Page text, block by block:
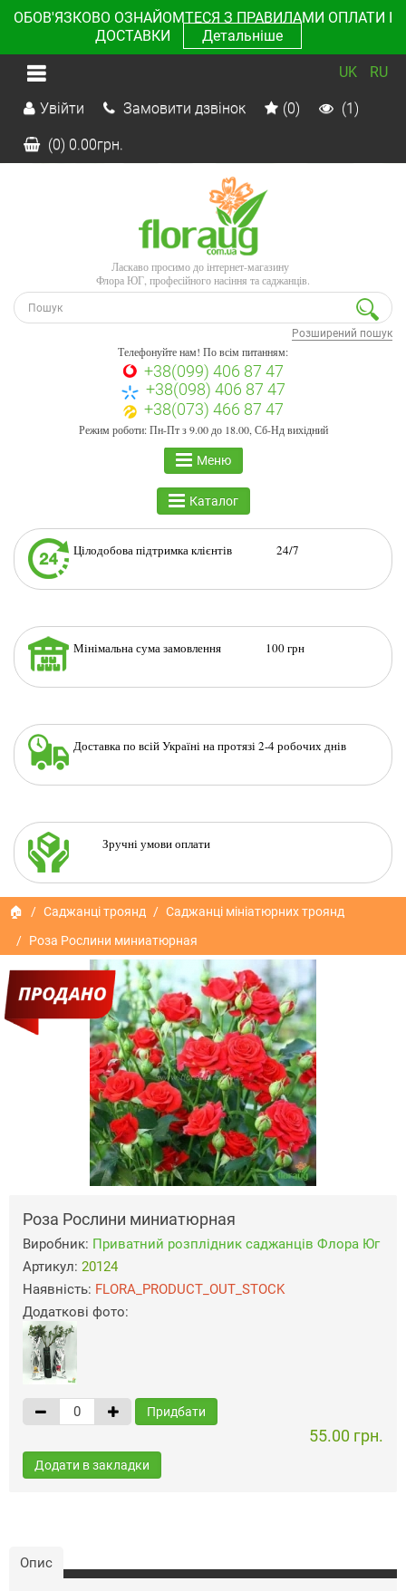
ОБОВ'ЯЗКОВО ОЗНАЙОМТЕСЯ З ПРАВИЛАМИ ОПЛАТИ І
ДОСТАВКИ
Детальніше
UK RU
Увійти Замовити дзвінок (0) (1)
(0) 0.00грн.
Ласкаво просимо до інтернет-магазину
Флора ЮГ, професійного насіння та саджанців.
Розширений пошук
Телефонуйте нам! По всім питанням:
+38(099) 406 87 47
+38(098) 406 87 47
+38(073) 466 87 47
Режим роботи: Пн-Пт з 9.00 до 18.00, Сб-Нд вихідний
Меню
Каталог
Цілодобова підтримка клієнтів 24/7
Мінімальна сума замовлення 100 грн
Доставка по всій Україні на протязі 2-4 робочих днів
Зручні умови оплати
🏠 Саджанці троянд
Саджанці мініатюрних троянд
Роза Рослини миниатюрная
Роза Рослини миниатюрная
Виробник: Приватний розплідник саджанців Флора Юг
Артикул: 20124
Наявність: FLORA_PRODUCT_OUT_STOCK
Додаткові фото:
Придбати
55.00 грн.
Додати в закладки
Опис